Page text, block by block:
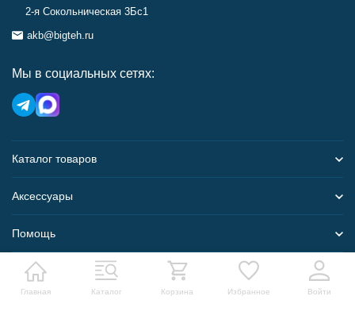
Главная Каталог Корзина Избранное Войти
2-я Сокольническая 3Бс1
akb@bigteh.ru
Мы в социальных сетях:
Каталог товаров
Аксессуары
Помощь
Карта сайта